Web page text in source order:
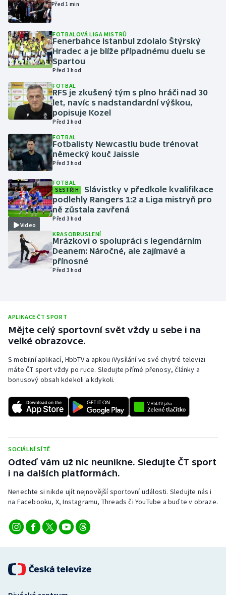
Házená
Jezdectví
Judo
Krasobruslení
Lezení
Moderní pětiboj
Motorsport
Olympijské hry
Parasport
Plavání
Plážový volejbal
Rychlostní kanoistika
Short track
Sportovní střelba
Stolní tenis
Triatlon
Veslování
Vodní slalom
Před 1 min
FOTBALOVÁ LIGA MISTRŮ
Fenerbahce Istanbul zdolalo Štýrský
Hradec a je blíže případnému duelu se
Spartou
Před 1 hod
FOTBAL
RFS je zkušený tým s plno hráči nad 30
let, navíc s nadstandardní výškou,
popisuje Kozel
Před 1 hod
FOTBAL
Fotbalisty Newcastlu bude trénovat
německý kouč Jaissle
Před 3 hod
Video
FOTBAL
SESTŘIH
Slávistky v předkole kvalifikace
podlehly Rangers 1:2 a Liga mistryň pro
ně zůstala zavřená
Před 3 hod
KRASOBRUSLENÍ
Mrázkovi o spolupráci s legendárním
Deanem: Náročné, ale zajímavé a
přínosné
Před 3 hod
APLIKACE ČT SPORT
Mějte celý sportovní svět vždy u sebe i na
velké obrazovce.
S mobilní aplikací, HbbTV a apkou iVysílání ve své chytré televizi
máte ČT sport vždy po ruce. Sledujte přímé přenosy, články a
bonusový obsah kdekoli a kdykoli.
SOCIÁLNÍ SÍTĚ
Odteď vám už nic neunikne. Sledujte ČT sport
i na dalších platformách.
Nenechte si nikde ujít nejnovější sportovní události. Sledujte nás i
na Facebooku, X, Instagramu, Threads či YouTube a buďte v obraze.